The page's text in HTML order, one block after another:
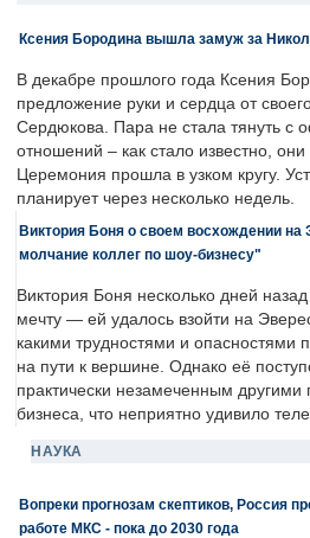
Ксения Бородина вышла замуж за
В декабре прошлого года Ксения
предложение руки и сердца от
Сердюкова. Пара не стала тянуть с
отношений – как стало известно,
Церемония прошла в узком кругу.
планирует через несколько недель.
Виктория Боня о своем восхождении на
молчание коллег по шоу-бизнесу"
Виктория Боня несколько дней
мечту — ей удалось взойти на
какими трудностями и опасностями
на пути к вершине. Однако её
практически незамеченным
бизнеса, что неприятно удивило
НАУКА
Вопреки прогнозам скептиков, Россия
работе МКС - пока до 2030 года